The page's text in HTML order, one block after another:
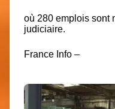
où 280 emplois sont
judiciaire.
France Info –